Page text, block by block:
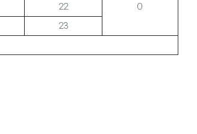
O
22
23